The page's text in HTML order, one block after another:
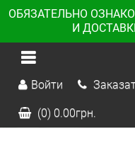
ОБЯЗАТЕЛЬНО
И
Войти
(0) 0.00грн.